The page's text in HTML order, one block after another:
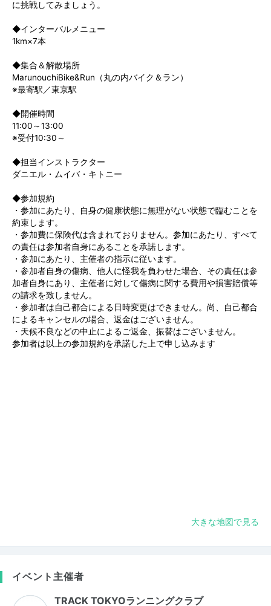
に挑戦してみましょう。
◆インターバルメニュー
1km×7本
◆集合＆解散場所
MarunouchiBike&Run（丸の内バイク＆ラン）
※最寄駅／東京駅
◆開催時間
11:00～13:00
※受付10:30～
◆担当インストラクター
ダニエル・ムイバ・キトニー
◆参加規約
・参加にあたり、自身の健康状態に無理がない状態で臨むことを
約束します。
・参加費に保険代は含まれておりません。参加にあたり、すべて
の責任は参加者自身にあることを承諾します。
・参加にあたり、主催者の指示に従います。
・参加者自身の傷病、他人に怪我を負わせた場合、その責任は参
加者自身にあり、主催者に対して傷病に関する費用や損害賠償等
の請求を致しません。
・参加者は自己都合による日時変更はできません。尚、自己都合
によるキャンセルの場合、返金はございません。
・天候不良などの中止によるご返金、振替はございません。
参加者は以上の参加規約を承諾した上で申し込みます
大きな地図で見る
イベント主催者
TRACK TOKYOランニングクラブ